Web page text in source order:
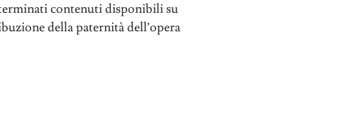
contenuti disponibili su
della paternità dell’opera